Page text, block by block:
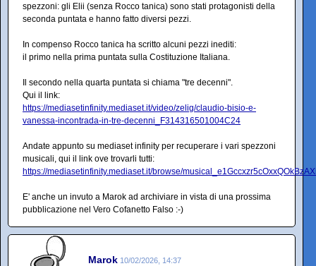
spezzoni: gli Elii (senza Rocco tanica) sono stati protagonisti della
seconda puntata e hanno fatto diversi pezzi.
In compenso Rocco tanica ha scritto alcuni pezzi inediti:
il primo nella prima puntata sulla Costituzione Italiana.
Il secondo nella quarta puntata si chiama "tre decenni".
Qui il link:
https://mediasetinfinity.mediaset.it/video/zelig/claudio-bisio-e-
vanessa-incontrada-in-tre-decenni_F314316501004C24
Andate appunto su mediaset infinity per recuperare i vari spezzoni
musicali, qui il link ove trovarli tutti:
https://mediasetinfinity.mediaset.it/browse/
E' anche un invuto a Marok ad archiviare in vista di una prossima
pubblicazione nel Vero Cofanetto Falso :-)
Marok 10/02/2026, 14:37